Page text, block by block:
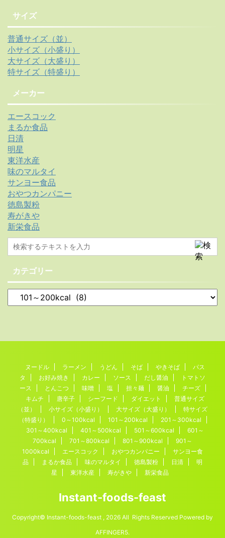
サイズ
普通サイズ（並）
小サイズ（小盛り）
大サイズ（大盛り）
特サイズ（特盛り）
メーカー
エースコック
まるか食品
日清
明星
東洋水産
味のマルタイ
サンヨー食品
おやつカンパニー
徳島製粉
寿がきや
新栄食品
カテゴリー
ヌードル ラーメン うどん そば やきそば
パス
タ
お好み焼き カレー ソース だし醤油
トマトソ
ース
とんこつ 味噌 塩 担々麺 醤油
チーズ
キムチ
唐辛子 シーフード ダイエット
普通サイズ
（並）
小サイズ（小盛り） 大サイズ（大盛り）
特サイズ
（特盛り）
0～100kcal 101～200kcal
201～300kcal
301～400kcal
401～500kcal 501～600kcal
601～
700kcal
701～800kcal 801～900kcal
901～
1000kcal
エースコック おやつカンパニー
サンヨー食
品
まるか食品 味のマルタイ 徳島製粉 日清
明
星
東洋水産 寿がきや 新栄食品
Instant-foods-feast
Copyright© Instant-foods-feast , 2026 All Rights Reserved Powered by
AFFINGER5.